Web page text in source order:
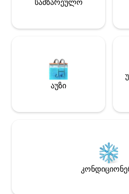
სამზარეულო
აუზი